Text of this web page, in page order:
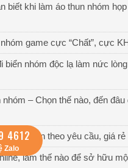
biết khi làm áo thun nhóm
game cực “Chất”, cực
biển nhóm độc lạ làm nức
nhóm – Chọn thế nào, đến đâu
lấy liền theo yêu cầu, giá
làm thế nào để sở hữu
4612
Zalo